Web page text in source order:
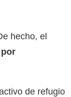
hecho, el
de refugio